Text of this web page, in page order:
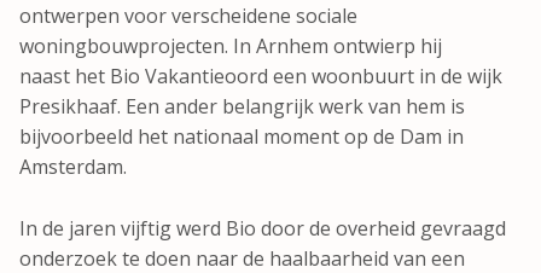
ontwerpen voor verscheidene sociale
woningbouwprojecten. In Arnhem ontwierp hij
naast het Bio Vakantieoord een woonbuurt in de wijk
Presikhaaf. Een ander belangrijk werk van hem is
bijvoorbeeld het nationaal moment op de Dam in
Amsterdam.
In de jaren vijftig werd Bio door de overheid gevraagd
onderzoek te doen naar de haalbaarheid van een